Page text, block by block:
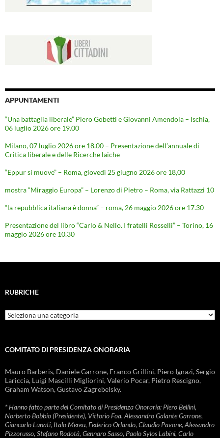
APPUNTAMENTI
“Una battaglia liberale” Piero Gobetti e Giovanni Amendola – Ischia,
06 luglio 2026 ore 19.00
Milano, 07 luglio 2026 ore 18.00 – Presentazione dell’annuale di
Critica liberale e delle Ricerche laiche
“Eppur si muove” – Roma, giovedì 25 giugno 2026 ore 18,00
mostra “Miraggio Europa” – Lorenzo di Pietro – Roma, via Rattazzi 10
“la repubblica italiana è donna” – roma, 26 maggio 2026 ore 17.30
Presentazione del libro “Carlo & Nello. I fratelli Rosselli” – Torino, 16
maggio 2026 ore 10.30
RUBRICHE
Rubriche
COMITATO DI PRESIDENZA ONORARIA
Mauro Barberis, Daniele Garrone, Franco Grillini, Piero Ignazi, Sergio
Lariccia, Luigi Mascilli Migliorini, Valerio Pocar, Pietro Rescigno,
Graham Watson, Gustavo Zagrebelsky.
* Hanno fatto parte del Comitato di Presidenza Onoraria: Piero Bellini,
Norberto Bobbio (Presidente), Vittorio Foa, Alessandro Galante Garrone,
Giancarlo Lunati, Italo Mereu, Federico Orlando, Claudio Pavone, Alessandro
Pizzorusso, Stefano Rodotà, Gennaro Sasso, Paolo Sylos Labini, Carlo